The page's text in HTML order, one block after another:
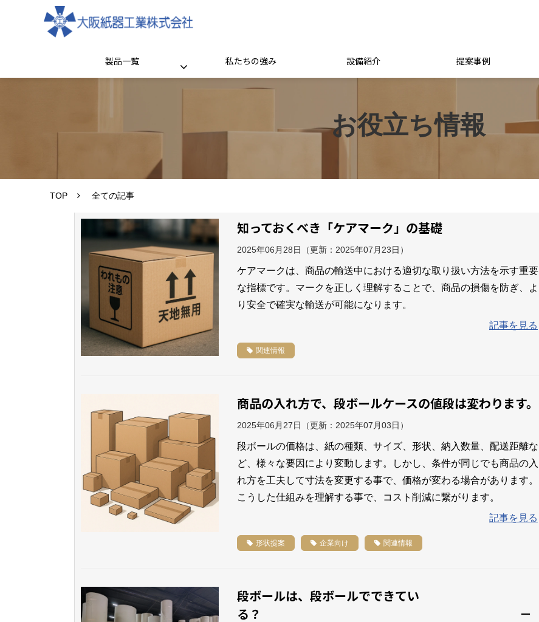
製品一覧 私たちの強み 設備紹介 提案事例
お役立ち情報
TOP 全ての記事
知っておくべき「ケアマーク」の基礎
2025年06月28日 （更新： 2025年07月23日 ）
ケアマークは、商品の輸送中における適切な取り扱い方法を示す重要
な指標です。マークを正しく理解することで、商品の損傷を防ぎ、よ
り安全で確実な輸送が可能になります。
記事を見る
関連情報
商品の入れ方で、段ボールケースの値段は変わります。
2025年06月27日 （更新： 2025年07月03日 ）
段ボールの価格は、紙の種類、サイズ、形状、納入数量、配送距離な
ど、様々な要因により変動します。しかし、条件が同じでも商品の入
れ方を工夫して寸法を変更する事で、価格が変わる場合があります。
こうした仕組みを理解する事で、コスト削減に繋がります。
記事を見る
形状提案 企業向け 関連情報
段ボールは、段ボールでできてい
る？ －